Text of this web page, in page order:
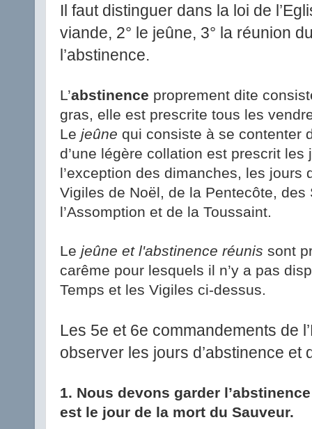
Il faut distinguer dans la loi de
viande, 2° le jeûne, 3° la réunion
l’abstinence.
L’abstinence proprement dite
gras, elle est prescrite tous les
Le jeûne qui consiste à se contenter
d’une légère collation est prescrit les
l’exception des dimanches, les jours
Vigiles de Noël, de la Pentecôte, des
l’Assomption et de la Toussaint.
Le jeûne et l'abstinence réunis sont
carême pour lesquels il n’y a pas
Temps et les Vigiles ci-dessus.
Les 5e et 6e commandements de
observer les jours d’abstinence et
1. Nous devons garder
est le jour de la mort du Sauveur.